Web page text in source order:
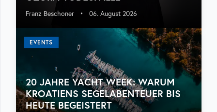
Franz Beschoner • 06. August 2026
EVENTS
20 JAHRE YACHT WEEK: WARUM
KROATIENS SEGELABENTEUER BIS
HEUTE BEGEISTERT